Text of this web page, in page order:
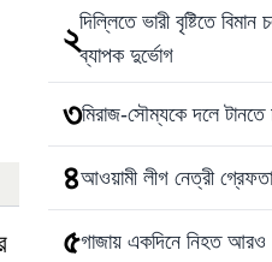
২দিল্লিতে ভারী বৃষ্টিতে বিমান
ব্যাপক দুর্ভোগ
৩মিরাজ-সৌম্যকে দলে টানতে
৪আওয়ামী লীগ নেত্রী
৫গাজায় একদিনে নিহত আরও